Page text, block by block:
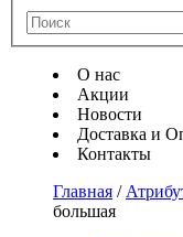
О нас
Акции
Новости
Доставка и
Контакты
Главная /
большая